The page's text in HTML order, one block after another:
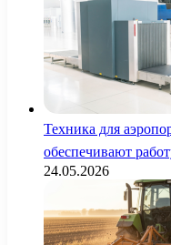
Техника для
обеспечивают
24.05.2026